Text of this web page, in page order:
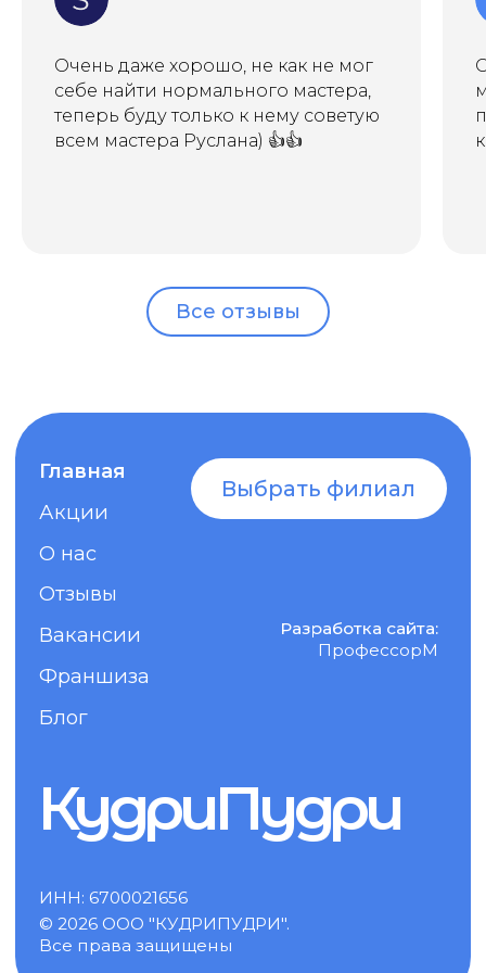
Очень даже хорошо, не как не мог
себе найти нормального мастера,
теперь буду только к нему советую
всем мастера Руслана) 👍👍
Все отзывы